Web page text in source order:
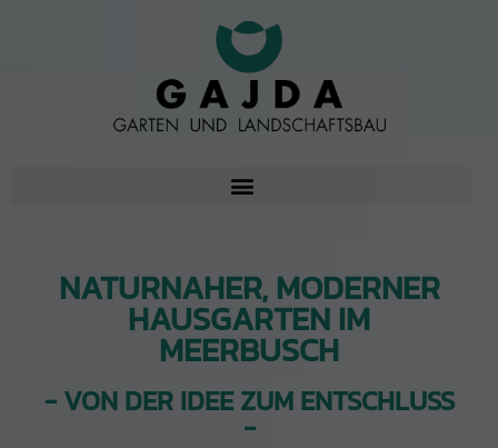
NATURNAHER, MODERNER
HAUSGARTEN IM
MEERBUSCH
- VON DER IDEE ZUM ENTSCHLUSS
-